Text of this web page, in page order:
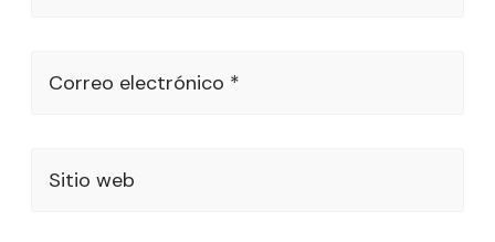
Correo electrónico *
Sitio web